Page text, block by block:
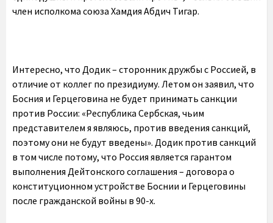
член исполкома союза Хамдия Абдич Тигар.
Интересно, что Додик – сторонник дружбы с Россией, в
отличие от коллег по президиуму. Летом он заявил, что
Босния и Герцеговина не будет принимать санкции
против России: «Республика Сербская, чьим
представителем я являюсь, против введения санкций,
поэтому они не будут введены». Додик против санкций
в том числе потому, что Россия является гарантом
выполнения Дейтонского соглашения – договора о
конституционном устройстве Боснии и Герцеговины
после гражданской войны в 90-х.